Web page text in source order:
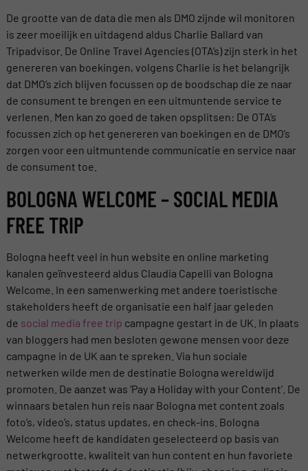
De grootte van de data die men als DMO zijnde wil monitoren
is zeer moeilijk en uitdagend aldus Charlie Ballard van
Tripadvisor. De Online Travel Agencies (OTA’s) zijn sterk in het
genereren van boekingen, volgens Charlie is het belangrijk
dat DMO’s zich blijven focussen op de boodschap die ze naar
de consument te brengen en een uitmuntende service te
verlenen. Men kan zo goed de taken opsplitsen: De OTA’s
focussen zich op het genereren van boekingen en de DMO’s
zorgen voor een uitmuntende communicatie en service naar
de consument toe.
BOLOGNA WELCOME – SOCIAL MEDIA
FREE TRIP
Bologna heeft veel in hun website en online marketing
kanalen geïnvesteerd aldus Claudia Capelli van Bologna
Welcome. In een samenwerking met andere toeristische
stakeholders heeft de organisatie een half jaar geleden
de social media free trip campagne gestart in de UK. In plaats
van bloggers had men besloten gewone mensen voor deze
campagne in de UK aan te spreken. Via hun sociale
netwerken wilde men de destinatie Bologna wereldwijd
promoten. De aanzet was ‘Pay a Holiday with your Content’. De
winnaars betalen hun reis naar Bologna met content zoals
foto’s, video’s, status updates, en check-ins. Bologna
Welcome heeft de kandidaten geselecteerd op basis van
netwerkgrootte, kwaliteit van hun content en hun favoriete